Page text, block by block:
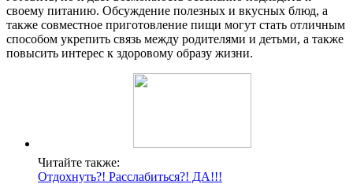
своему питанию. Обсуждение полезных и вкусных блюд, а
также совместное приготовление пищи могут стать отличным
способом укрепить связь между родителями и детьми, а также
повысить интерес к здоровому образу жизни.
Читайте также:
Отдохнуть?! Расслабиться?! ДА!!!